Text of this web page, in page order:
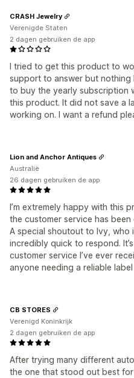
I tried to get this product to
support to answer but nothing
to buy the yearly subscription
this product. It did not save a
working on. I want a refund
CRASH Jewelry
Verenigde Staten
2 dagen gebruiken de app
I’m extremely happy with this
the customer service has
A special shoutout to Ivy, who
incredibly quick to respond.
customer service I’ve ever
anyone needing a reliable
Lion and Anchor Antiques
Australië
26 dagen gebruiken de app
After trying many different
the one that stood out best
CB STORES
Verenigd Koninkrijk
2 dagen gebruiken de app